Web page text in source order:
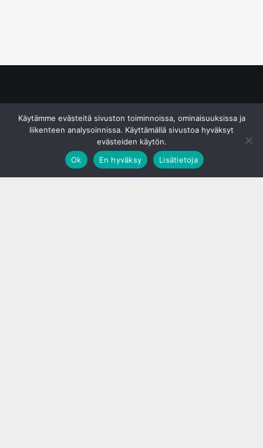
Käytämme evästeitä sivuston toiminnoissa, ominaisuuksissa ja
liikenteen analysoinnissa. Käyttämällä sivustoa hyväksyt
evästeiden käytön.
Ok
En hyväksy Lisätietoja